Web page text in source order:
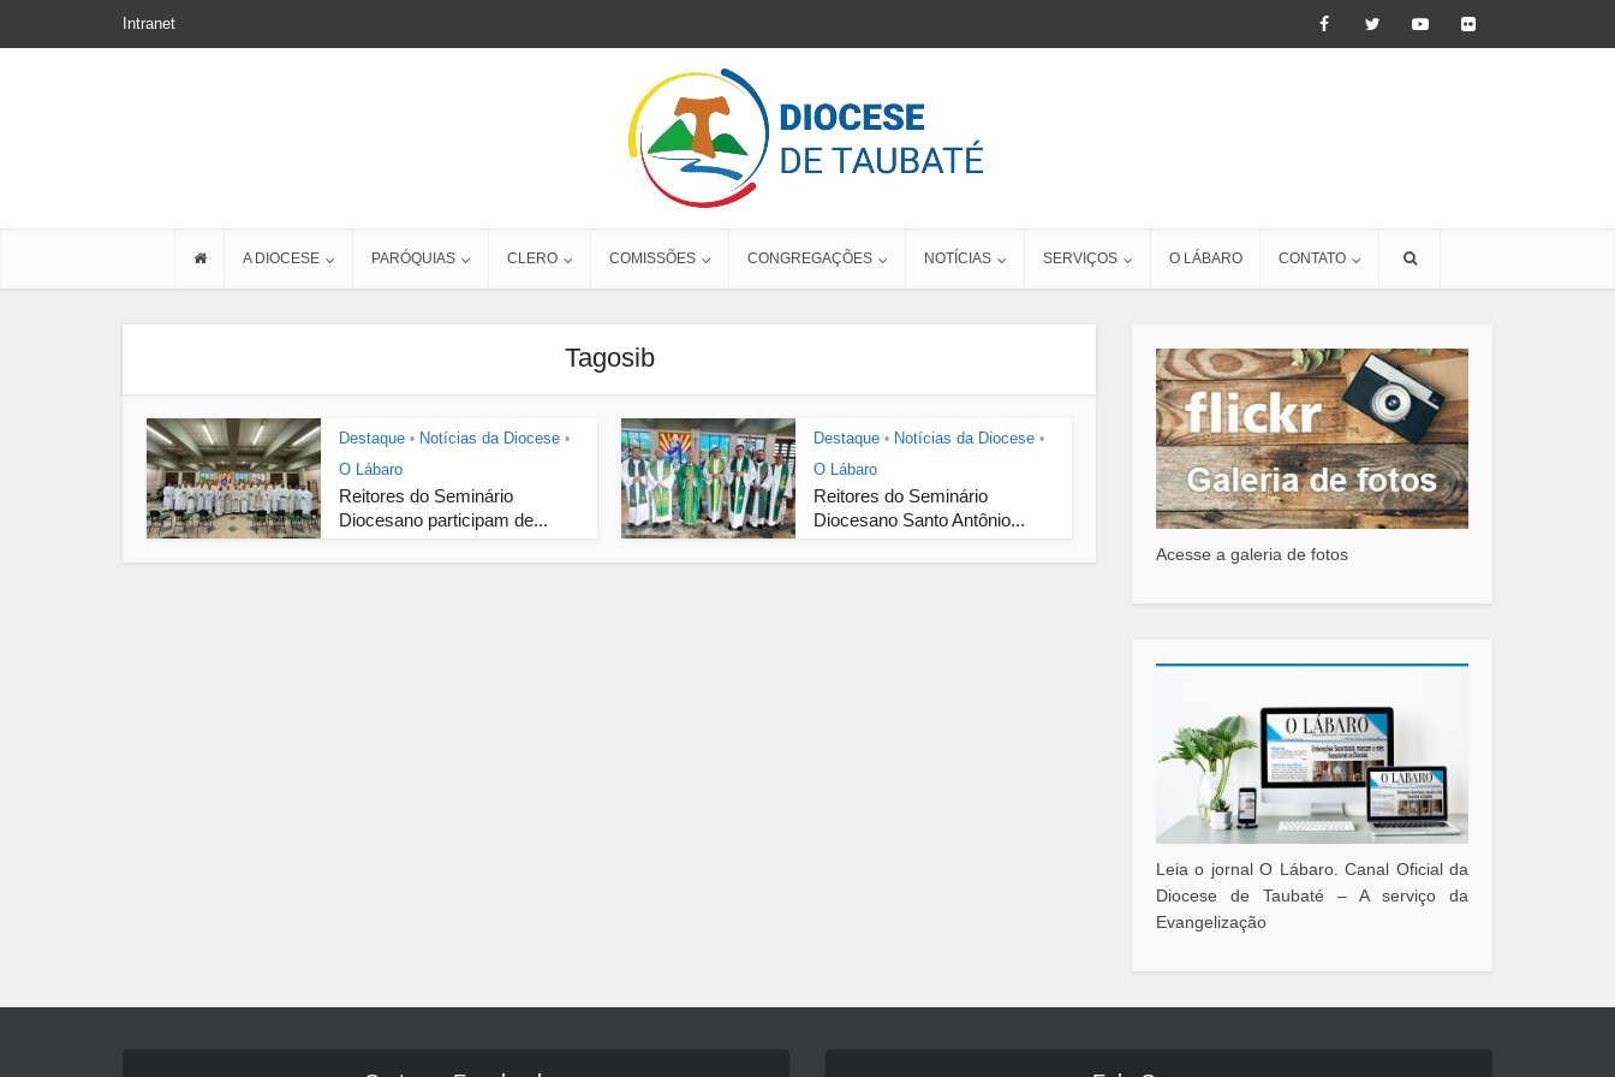
Intranet
A DIOCESE PARÓQUIAS CLERO COMISSÕES CONGREGAÇÕES NOTÍCIAS SERVIÇOS O LÁBARO CONTATO
Tagosib
Destaque • Notícias da Diocese •
O Lábaro
Reitores do Seminário
Diocesano participam de...
Destaque • Notícias da Diocese •
O Lábaro
Reitores do Seminário
Diocesano Santo Antônio...
Acesse a galeria de fotos
Leia o jornal O Lábaro. Canal Oficial da
Diocese de Taubaté – A serviço da
Evangelização